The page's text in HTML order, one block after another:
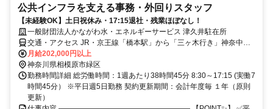
公共インフラを支える事務・外回りスタッフ
【未経験OK】土日祝休み・17:15退社・残業ほぼなし！
一般財団法人かながわ水・エネルギーサービス 津久井駐在所
交通・アクセス JR・京王線「橋本駅」から「三ヶ木行き」神奈中バ
ス「日赤病院西」下車。徒歩2分
月給202,000円以上
神奈川県相模原市緑区
勤務時間詳細 総労働時間：1週あたり38時間45分 8:30～17:15 (実働7
時間45分） ※平日週5日勤務 契約更新期間：会計年度毎 １年（原則
更新）